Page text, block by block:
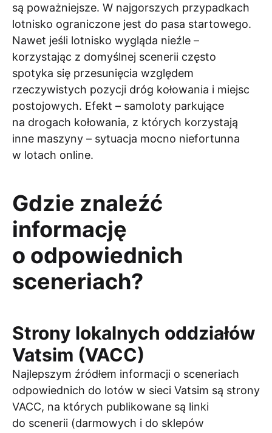
są poważniejsze. W najgorszych przypadkach
lotnisko ograniczone jest do pasa startowego.
Nawet jeśli lotnisko wygląda nieźle –
korzystając z domyślnej scenerii często
spotyka się przesunięcia względem
rzeczywistych pozycji dróg kołowania i miejsc
postojowych. Efekt – samoloty parkujące
na drogach kołowania, z których korzystają
inne maszyny – sytuacja mocno niefortunna
w lotach online.
Gdzie znaleźć
informację
o odpowiednich
sceneriach?
Strony lokalnych oddziałów
Vatsim (VACC)
Najlepszym źródłem informacji o sceneriach
odpowiednich do lotów w sieci Vatsim są strony
VACC, na których publikowane są linki
do scenerii (darmowych i do sklepów